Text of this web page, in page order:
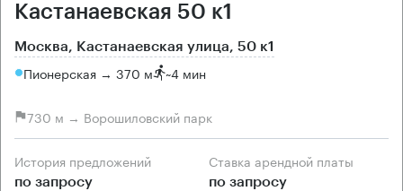
Кастанаевская 50 к1
Москва, Кастанаевская улица, 50 к1
Пионерская → 370 м ~4 мин
730 м → Ворошиловский парк
История предложений
по запросу
Ставка арендной платы
по запросу